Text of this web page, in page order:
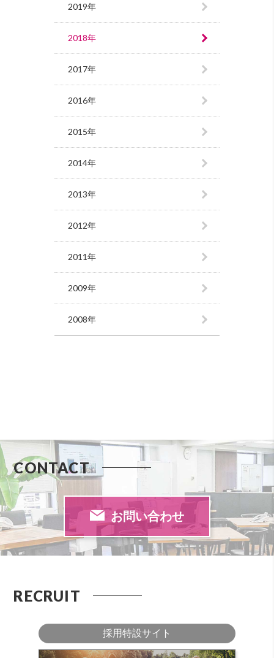
2019年
2018年
2017年
2016年
2015年
2014年
2013年
2012年
2011年
2009年
2008年
CONTACT
お問い合わせ
RECRUIT
採用特設サイト